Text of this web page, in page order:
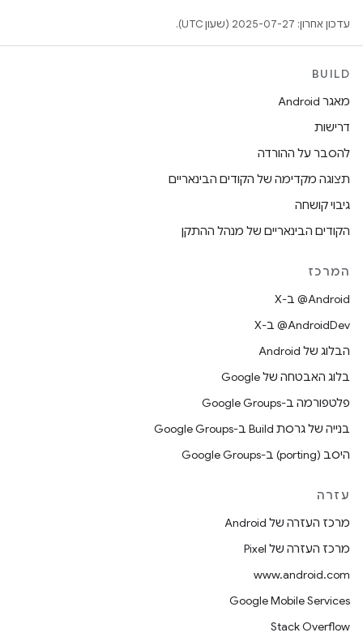
עדכון אחרון: 2025-07-27 (שעון UTC).
BUILD
מאגר Android
דרישות
להסבר על ההורדה
תצוגה מקדימה של הקודים הבינאריים
גיבוי קושחה
הקודים הבינאריים של מנהל ההתקן
המרכז
‫‎@Android ב-X
‫‎@AndroidDev ב-X
הבלוג של Android
בלוג האבטחה של Google
פלטפורמה ב-Google Groups
בנייה של גרסת Build ב-Google Groups
היסב (porting) ב-Google Groups
עזרה
מרכז העזרה של Android
מרכז העזרה של Pixel
www.android.com
Google Mobile Services
Stack Overflow